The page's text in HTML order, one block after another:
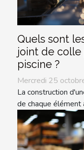
Quels sont
joint de
piscine ?
Mercredi 25
La construction
de chaque élément